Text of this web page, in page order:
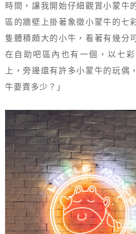
時間，讓我開始仔細觀賞小蒙牛
區的牆壁上掛著象徵小蒙牛的七
隻體積頗大的小牛，看著有幾分
在自助吧區內也有一個，以七
上，旁邊還有許多小蒙牛的玩偶
牛要賣多少？」